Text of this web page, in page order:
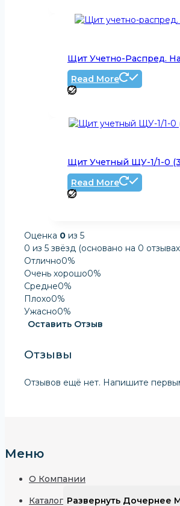
Щит Учетно-Распред.
Read More
Щит Учетный ЩУ-1/1-0
Read More
Оценка 0 из 5
0 из 5 звёзд (основано на 0
Отлично0%
Очень хорошо0%
Средне0%
Плохо0%
Ужасно0%
Оставить Отзыв
Отзывы
Отзывов ещё нет. Напишите
Меню
О Компании
Каталог Развернуть Дочернее